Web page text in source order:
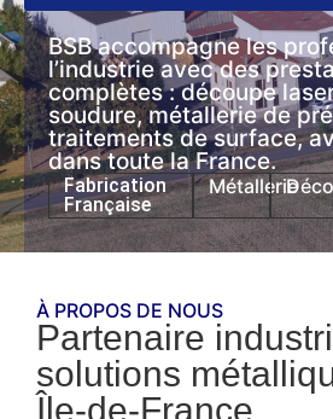
BSB accompagne les
l’industrie avec des
complètes : découpe
soudure, métallerie de
traitements de surface,
dans toute la France.
Fabrication
Française
Métallerie
À PROPOS DE NOUS
Partenaire
solutions
Île-de-France